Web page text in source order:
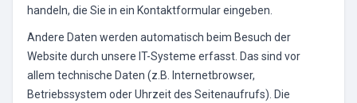
handeln, die Sie in ein Kontaktformular eingeben.
Andere Daten werden automatisch beim Besuch der
Website durch unsere IT-Systeme erfasst. Das sind vor
allem technische Daten (z.B. Internetbrowser,
Betriebssystem oder Uhrzeit des Seitenaufrufs). Die